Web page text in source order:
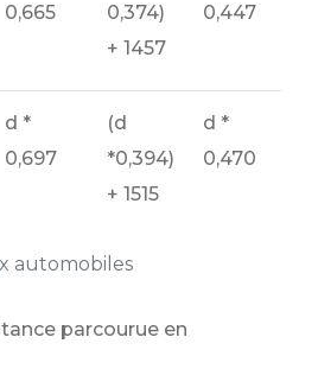
automobiles
0,665
0,374)
+ 1457
0,447
d *
0,697
(d
*0,394)
+ 1515
d *
0,470
parcourue en